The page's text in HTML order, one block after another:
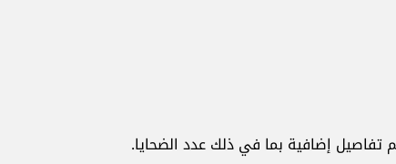
تفاصيل إضافية بما في ذلك عدد الضحايا.